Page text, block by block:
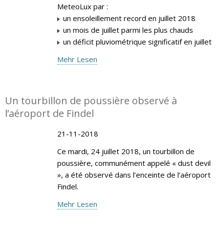
MeteoLux par :
un ensoleillement record en juillet 2018
un mois de juillet parmi les plus chauds
un déficit pluviométrique significatif en juillet
Mehr Lesen
Un tourbillon de poussière observé à
l’aéroport de Findel
21-11-2018
Ce mardi, 24 juillet 2018, un tourbillon de
poussière, communément appelé « dust devil
», a été observé dans l’enceinte de l’aéroport
Findel.
Mehr Lesen